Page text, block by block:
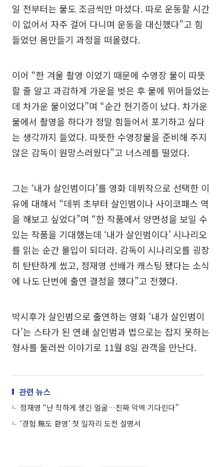
일 전부터는 물도 조금씩만 마셨다. 따로 운동할 시간
이 없어서 자주 걸어 다니며 운동을 대신했다”고 힘
들었던 몸만들기 과정을 떠올렸다.
이어 “한 겨울 촬영 이었기 때문에 수영장 물이 따뜻
할 줄 알고 과감하게 가운을 벗은 후 물에 뛰어들었는
데 차가운 물이었다”며 “순간 현기증이 났다. 차가운
물에서 촬영을 하다가 정말 힘들어서 포기하고 싶다
는 생각까지 들었다. 따뜻한 수영장물을 준비해 주지
않은 감독이 원망스러웠다”고 너스레를 떨었다.
그는 ‘내가 살인범이다’를 영화 데뷔작으로 선택한 이
유에 대해서 “데뷔 초부터 살인범이나 사이코패스 역
을 해보고 싶었다”며 “한 작품에서 양면성을 보일 수
있는 작품을 기대했는데 ‘내가 살인범이다’ 시나리오
를 읽는 순간 몰입이 되더라. 감독이 시나리오를 굉장
히 탄탄하게 썼고, 정재영 선배가 캐스팅 됐다는 소식
에 나도 단번에 출연 결정을 했다”고 전했다.
박시후가 살인범으로 출연하는 영화 ‘내가 살인범이
다’는 스타가 된 연쇄 살인범과 법으로는 잡지 못하는
형사를 둘러싼 이야기로 11월 8일 관객을 만난다.
관련 뉴스
정재영 “난 착하게 생긴 얼굴…진짜 악역 기다린다”
‘경험 無도 환영’ 첫 일자리 도전 설명서